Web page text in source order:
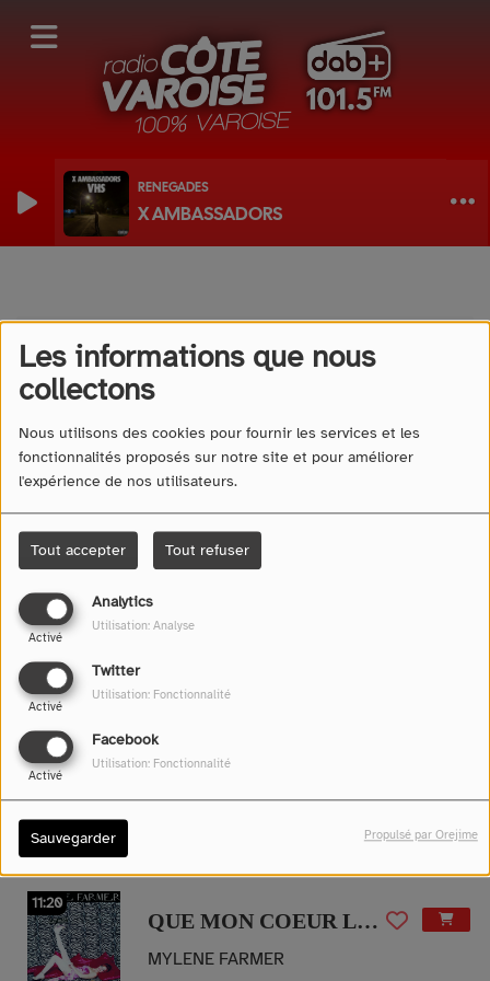
Les informations que nous
collectons
Nous utilisons des cookies pour fournir les services et les
fonctionnalités proposés sur notre site et pour améliorer
l'expérience de nos utilisateurs.
Tout accepter Tout refuser
Analytics
Activé
Utilisation: Analyse
Twitter
Activé
Utilisation: Fonctionnalité
Facebook
Activé
Utilisation: Fonctionnalité
Sauvegarder Propulsé par Orejime
RENEGADES
X AMBASSADORS
Recherchez un titre
11:32
TES ÉTATS D'AME ÉRIC
LUNA PARKER
11:30
BIGFLO & OLI
11:24
11:20
QUE MON COEUR LACHE
MYLENE FARMER